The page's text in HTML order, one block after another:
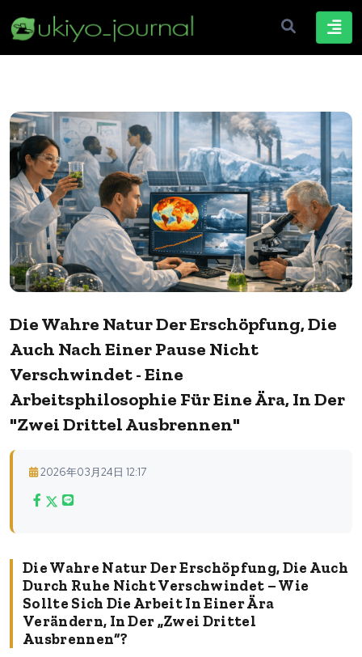
Die Wahre Natur Der Erschöpfung, Die
Auch Nach Einer Pause Nicht
Verschwindet - Eine
Arbeitsphilosophie Für Eine Ära, In Der
"zwei Drittel Ausbrennen"
2026年03月24日 12:17
Die Wahre Natur Der Erschöpfung, Die Auch
Durch Ruhe Nicht Verschwindet – Wie
Sollte Sich Die Arbeit In Einer Ära
Verändern, In Der „zwei Drittel
Ausbrennen“?